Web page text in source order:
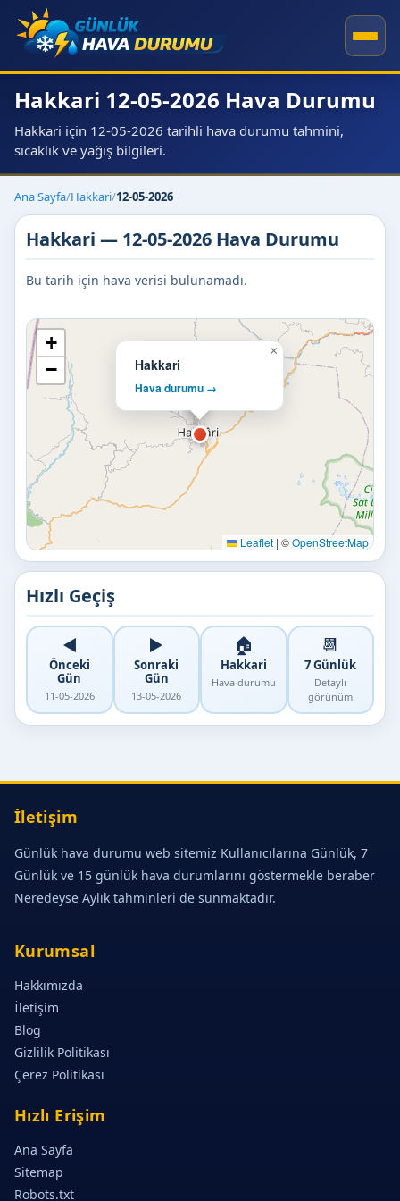
Hakkari 12-05-2026 Hava Durumu
Hakkari için 12-05-2026 tarihli hava durumu tahmini,
sıcaklık ve yağış bilgileri.
Ana Sayfa/Hakkari/12-05-2026
Hakkari — 12-05-2026 Hava Durumu
Bu tarih için hava verisi bulunamadı.
Hakkari
Hava durumu →
×
+
−
Leaflet | ©OpenStreetMap
Hızlı Geçiş
◀️
Önceki
Gün
11-05-2026
▶️
Sonraki
Gün
13-05-2026
🏠
Hakkari
Hava durumu
📆
7 Günlük
Detaylı
görünüm
İletişim
Günlük hava durumu web sitemiz Kullanıcılarına Günlük, 7
Günlük ve 15 günlük hava durumlarını göstermekle beraber
Neredeyse Aylık tahminleri de sunmaktadır.
Kurumsal
Hakkımızda
İletişim
Blog
Gizlilik Politikası
Çerez Politikası
Hızlı Erişim
Ana Sayfa
Sitemap
Robots.txt